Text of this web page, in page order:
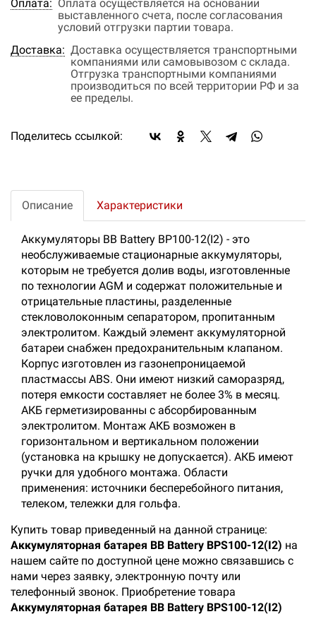
Оплата: Оплата осуществляется на основании
выставленного счета, после согласования
условий отгрузки партии товара.
Доставка: Доставка осуществляется транспортными
компаниями или самовывозом с склада.
Отгрузка транспортными компаниями
производиться по всей территории РФ и за
ее пределы.
Поделитесь ссылкой:
Описание Характеристики
Аккумуляторы BB Battery BP100-12(I2) - это
необслуживаемые стационарные аккумуляторы,
которым не требуется долив воды, изготовленные
по технологии AGM и содержат положительные и
отрицательные пластины, разделенные
стекловолоконным сепаратором, пропитанным
электролитом. Каждый элемент аккумуляторной
батареи снабжен предохранительным клапаном.
Корпус изготовлен из газонепроницаемой
пластмассы ABS. Они имеют низкий саморазряд,
потеря емкости составляет не более 3% в месяц.
АКБ герметизированны с абсорбированным
электролитом. Монтаж АКБ возможен в
горизонтальном и вертикальном положении
(установка на крышку не допускается). АКБ имеют
ручки для удобного монтажа. Области
применения: источники бесперебойного питания,
телеком, тележки для гольфа.
Купить товар приведенный на данной странице:
Аккумуляторная батарея BB Battery BPS100-12(I2) на
нашем сайте по доступной цене можно связавшись с
нами через заявку, электронную почту или
телефонный звонок. Приобретение товара
Аккумуляторная батарея BB Battery BPS100-12(I2)